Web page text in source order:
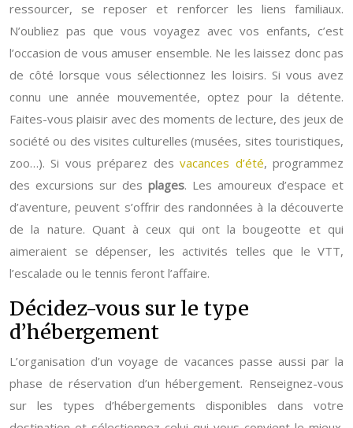
ressourcer, se reposer et renforcer les liens familiaux.
N’oubliez pas que vous voyagez avec vos enfants, c’est
l’occasion de vous amuser ensemble. Ne les laissez donc pas
de côté lorsque vous sélectionnez les loisirs. Si vous avez
connu une année mouvementée, optez pour la détente.
Faites-vous plaisir avec des moments de lecture, des jeux de
société ou des visites culturelles (musées, sites touristiques,
zoo…). Si vous préparez desvacances d’été, programmez
des excursions sur des plages. Les amoureux d’espace et
d’aventure, peuvent s’offrir des randonnées à la découverte
de la nature. Quant à ceux qui ont la bougeotte et qui
aimeraient se dépenser, les activités telles que le VTT,
l’escalade ou le tennis feront l’affaire.
Décidez-vous sur le type
d’hébergement
L’organisation d’un voyage de vacances passe aussi par la
phase de réservation d’un hébergement. Renseignez-vous
sur les types d’hébergements disponibles dans votre